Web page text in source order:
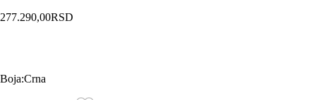
277.290,00RSD
Boja:Crna